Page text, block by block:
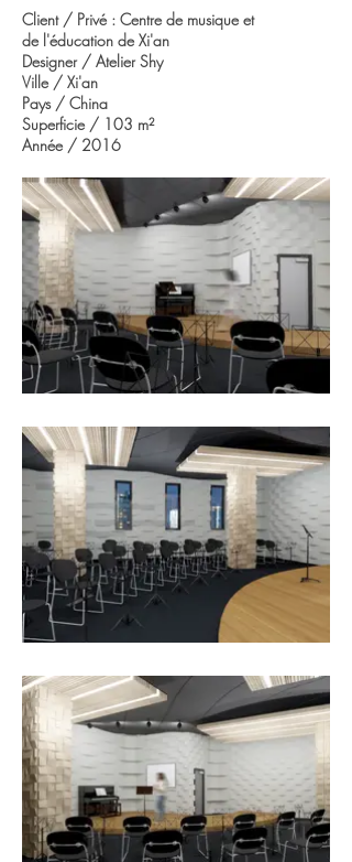
Client / Privé : Centre de musique et
de l'éducation de Xi'an
Designer / Atelier Shy
Ville / Xi'an
Pays / China
Superficie / 103 m²
Année / 2016